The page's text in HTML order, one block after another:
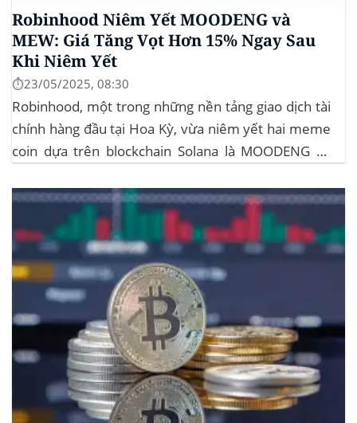
Robinhood Niêm Yết MOODENG và
MEW: Giá Tăng Vọt Hơn 15% Ngay Sau
Khi Niêm Yết
⏱️23/05/2025, 08:30
Robinhood, một trong những nền tảng giao dịch tài
chính hàng đầu tại Hoa Kỳ, vừa niêm yết hai meme
coin dựa trên blockchain Solana là MOODENG và
mẽ cho cả hai đồng tiền số, với mức tăng hơn...